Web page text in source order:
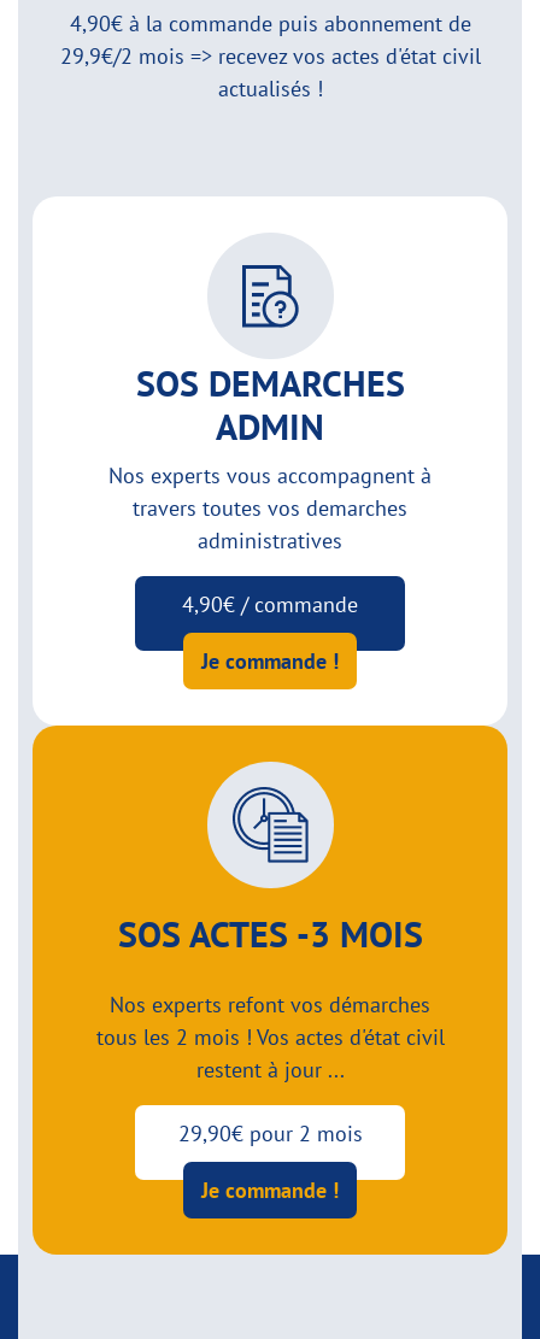
4,90€ à la commande puis abonnement de
29,9€/2 mois => recevez vos actes d'état civil
actualisés !
SOS DEMARCHES
ADMIN
Nos experts vous accompagnent à
travers toutes vos demarches
administratives
4,90€ / commande
Je commande !
SOS ACTES -3 MOIS
Nos experts refont vos démarches
tous les 2 mois ! Vos actes d'état civil
restent à jour ...
29,90€ pour 2 mois
Je commande !